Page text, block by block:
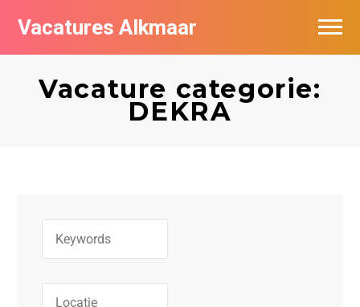
Vacatures Alkmaar
Vacature categorie:
DEKRA
Vacatures per bedrijf
Nieuwsbrief feed